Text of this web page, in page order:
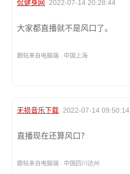
侃健身网 2022-07-14 20:28:44
大家都直播就不是风口了。
跟帖来自电脑端 · 中国上海
无损音乐下载 2022-07-14 09:50:14
直播现在还算风口？
跟帖来自电脑端 · 中国四川达州